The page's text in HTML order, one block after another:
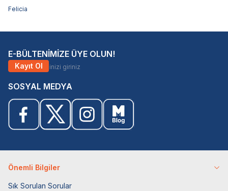
Felicia
E-BÜLTENİMİZE ÜYE OLUN!
Kayıt Ol
SOSYAL MEDYA
Önemli Bilgiler
Sık Sorulan Sorular